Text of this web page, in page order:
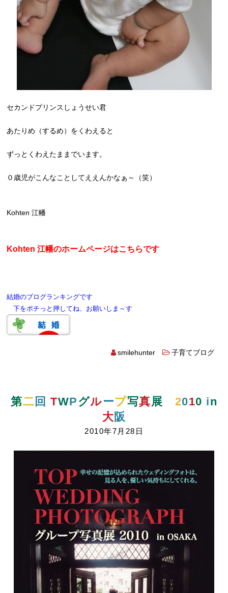
セカンドプリンスしょうせい君
あたりめ（するめ）をくわえると
ずっとくわえたままでいます。
０歳児がこんなことしてええんかなぁ～（笑）
Kohten 江幡
Kohten 江幡のホームページはこちらです
結婚のブログランキングです
下をポチっと押してね、お願いしま～す
smilehunter 子育てブログ
第二 回 TWP グループ写真展 2010 in
大阪
2010年7月28日